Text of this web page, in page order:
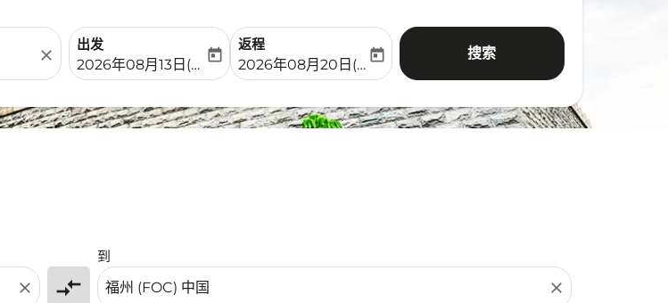
close
出发
fc-booking-departure-date-aria-label
2026年08月13日(周四)
today
返程
fc-booking-return-date-aria-label
2026年08月20日(周四)
today 搜索
close compare_arrows
到
close